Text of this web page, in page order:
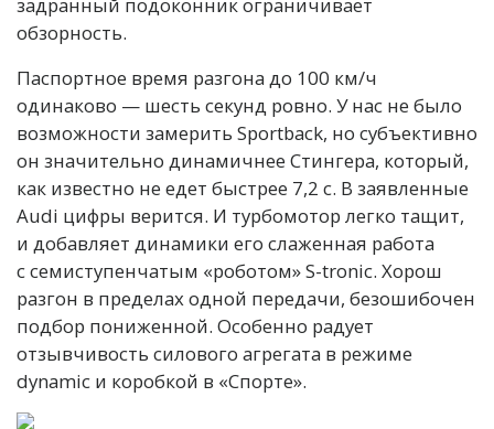
обзорность.
Паспортное время разгона до 100 км/ч
одинаково — шесть секунд ровно. У нас не было
возможности замерить Sportback, но субъективно
он значительно динамичнее Стингера, который,
как известно не едет быстрее 7,2 с. В заявленные
Audi цифры верится. И турбомотор легко тащит,
и добавляет динамики его слаженная работа
с семиступенчатым «роботом» S-tronic. Хорош
разгон в пределах одной передачи, безошибочен
подбор пониженной. Особенно радует
отзывчивость силового агрегата в режиме
dynamic и коробкой в «Спорте».